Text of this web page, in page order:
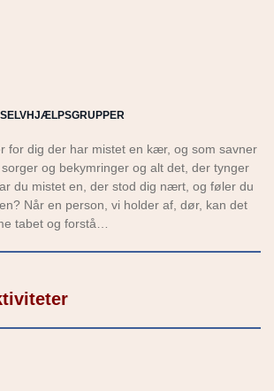
SELVHJÆLPSGRUPPER
for dig der har mistet en kær, og som savner
og bekymringer og alt det, der tynger
du mistet en, der stod dig nært, og føler du
Når en person, vi holder af, dør, kan det
tabet og forstå…